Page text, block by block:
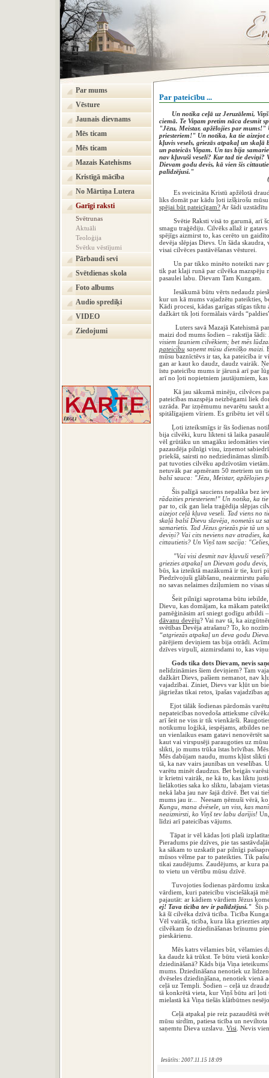
Par mums
Vēsture
Jaunais dievnams
Mēs ticam
Mēs ticam
Mazais Katehisms
Kristīgā mācība
No Mārtiņa Lutera
Garīgi raksti
Svētrunas
Aktuāli
Teoloģija
Svētku vēstījumi
Pārbaudi sevi
Svētdienas skola
Foto albums
Audio sprediķi
VIDEO
Ziedojumi
Par pateicību ...
Un notika ceļā uz Jeruzālemi, Viņš
ciemā. Te Viņam pretim nāca desmit
"Jēzu, Meistar, apžēlojies par
priesteriem!" Un notika, ka tie aizejot
kļuvis vesels, griezās atpakaļ un skaļā
un pateicās Viņam. Un tas bija
nav kļuvuši veseli? Kur tad tie deviņi?
Dievam godu devis, kā vien šis
(Lūkas ev.
Es sveicināta Kristū apžēlotā
liks domāt par kādu ļoti izšķirošu
spējai būt pateicīgam? Ar šādi
Svētie Raksti visā to garumā, arī
smagu traģēdiju. Cilvēks allaž ir
spējīgs aizmirst to, kas cerēto un
devēja slēpjas Dievs. Un šāda
visai cilvēces pastāvēšanas vēsturei.
Un par tikko minēto noteikti nav
tik pat klaji runā par cilvēka mazspēju
pasaulei labu. Dievam Tam Kungam.
Iesākumā būtu vērts nedaudz
kur un kā mums vajadzētu pateikties,
Kādi procesi, kādas garīgas stīgas
dažkārt tik ļoti formālais vārds
Luters savā Mazajā Katehismā par
maizi dod mums šodien – rakstīja šādi:
visiem ļauniem cilvēkiem; bet mēs
pateicību saņemt mūsu dienišķo maizi.
mūsu baznīctēvs ir tas, ka pateicība ir
gan ar kaut ko daudz, daudz vairāk.
īstu pateicību mums ir jārunā arī par
arī no ļoti nopietniem jautājumiem,
Kā jau sākumā minēju, cilvēces
pateicības mazspēja neizbēgami liek
uzrāda. Par izņēmumu nevarētu saukt
spitālīgajiem vīriem. Es gribētu iet
Ļoti izteiksmīgs ir šis šodienas
bija cilvēki, kuru likteni tā laika
vēl grūtāku un smagāku iedomāties
pazaudēja pilnīgi visu, izņemot
priekšā, sairsti no nedziedināmas
pat tuvoties cilvēku apdzīvotām
netuvāk par apmēram 50 metriem un
balsī sauca: "Jēzu, Meistar, apžēlojies
Šis palīgā sauciens nepalika bez
rādaities priesteriem!" Un notika, ka
par to, cik gan liela traģēdija slēpjas
aizejot ceļā kļuva veseli. Tad viens no
skaļā balsī Dievu slavēja, nometās uz
samarietis. Tad Jēzus griezās pie tā
deviņi? Vai cits neviens nav atradies,
cittautietis? Un Viņš tam sacīja:
"Vai visi desmit nav kļuvuši
griezies atpakaļ un Dievam godu
būs, ka izteiktā mazākumā ir tie, kuri
Piedzīvojuši glābšanu, neaizmirstu
no savas nelaimes dziļumiem no visas
Šeit pilnīgi saprotama būtu iebilde,
Dievu, kas domājam, ka mākam
pamēģināsim arī sniegt godīgu atbildi
dāvanu devēju? Vai nav tā, ka
svētības Devēja atrašanu? To, ko
“atgriezās atpakaļ un deva godu
pārējiem deviņiem tas bija otrādi.
dzīves virpulī, aizmirsdami to, kas
Gods tika dots Dievam, nevis
nelīdzināmies šiem deviņiem? Tam
dažkārt Dievs, pašiem nemanot, nav
vajadzībai. Ziniet, Dievs var kļūt un
jāgriežas tikai retos, īpašas vajadzības
Ejot tālāk šodienas pārdomās varētu
nepateicības novedoša attieksme
arī šeit ne viss ir tik vienkārši.
notikumu loģikā, iespējams, atbildes
un vienlaikus esam gatavi nenovērtēt
kaut vai virspusēji paraugoties uz
slikti, jo mums trūka īstas brīvības.
Mēs dabūjam naudu, mums kļūst
tā, ka nav vairs jaunības un veselības.
varētu minēt daudzus. Bet beigās
ir krietni vairāk, ne kā to, kas liktu
lielākoties saka ko sliktu, labajam
nekā laba jau nav šajā dzīvē. Bet vai
mums jau ir... Neesam ņēmuši vērā,
Kungu, mana dvēsele, un viss, kas
neaizmirsti, ko Viņš tev labu darījis!
līdzi arī pateicības vājums.
Tāpat ir vēl kādas ļoti plaši izplatītas
Pieradums pie dzīves, pie tas
ka sākam to uzskatīt par pilnīgi
mūsos vēlme par to pateikties. Tik
tikai zaudējums. Zaudējums, ar kura
to vietu un vērtību mūsu dzīvē.
Tuvojoties šodienas pārdomu
vārdiem, kuri pateicību visciešākajā
pajautāt: ar kādiem vārdiem Jēzus
ej! Tava ticība tev ir palīdzējusi." Šīs
kā šī cilvēka dzīvā ticība. Ticība
Vēl vairāk, ticība, kura lika griezties
cilvēkam šo dziedināšanas brīnumu
pieskārienu.
Mēs katrs vēlamies būt, vēlamies
ka daudz kā trūkst. Te būtu vietā
dziedināšanā? Kāds bija Viņa
mums. Dziedināšana nenotiek uz
dvēseles dziedināšana, nenotiek
ceļā uz Templi. Šodien – ceļā uz
tā konkrētā vieta, kur Viņš būtu arī ļoti
mielastā kā Viņa tiešās klātbūtnes
Ceļā atpakaļ pie reiz pazaudētā
mūsu sirdīm, patiesa ticība un
saņemtu Dieva uzslavu. Visi . Nevis
Iesūtīts: 2007.11.15 18:09